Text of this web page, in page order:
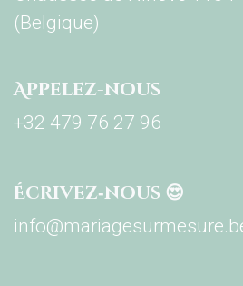
(Belgique)
Appelez-nous
+32 479 76 27 96
Écrivez‑nous 😍